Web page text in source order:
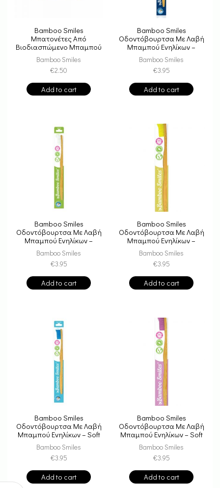
Bamboo Smiles
Μπατονέτες Από
Βιοδιασπώμενο Μπαμπού
& Βιολογικό Βαμβάκι
Bamboo Smiles
€2.50
Add to cart
Bamboo Smiles
Οδοντόβουρτσα Με Λαβή
Μπαμπού Ενηλίκων –
Medium Green
Bamboo Smiles
€3.95
Add to cart
Bamboo Smiles
Οδοντόβουρτσα Με Λαβή
Μπαμπού Ενηλίκων –
Medium White
Bamboo Smiles
€3.95
Add to cart
Bamboo Smiles
Οδοντόβουρτσα Με Λαβή
Μπαμπού Ενηλίκων –
Medium Yellow
Bamboo Smiles
€3.95
Add to cart
Bamboo Smiles
Οδοντόβουρτσα Με Λαβή
Μπαμπού Ενηλίκων – Soft
Blue
Bamboo Smiles
€3.95
Add to cart
Bamboo Smiles
Οδοντόβουρτσα Με Λαβή
Μπαμπού Ενηλίκων – Soft
Pink
Bamboo Smiles
€3.95
Add to cart